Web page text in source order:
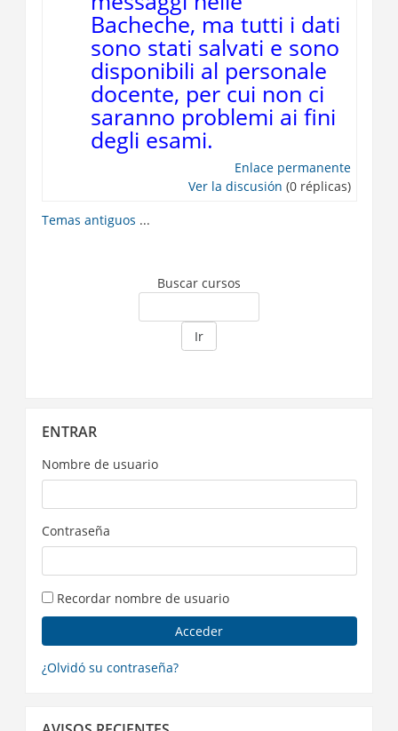
Bacheche, ma tutti i dati
sono stati salvati e sono
disponibili al personale
docente, per cui non ci
saranno problemi ai fini
degli esami.
Enlace permanente
Ver la discusión (0 réplicas)
Temas antiguos ...
Buscar cursos
Ir
Entrar
ENTRAR
Nombre de usuario
Contraseña
Recordar nombre de usuario
¿Olvidó su contraseña?